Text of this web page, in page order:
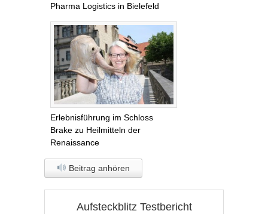
Pharma Logistics in Bielefeld
Erlebnisführung im Schloss
Brake zu Heilmitteln der
Renaissance
Beitrag anhören
Aufsteckblitz Testbericht